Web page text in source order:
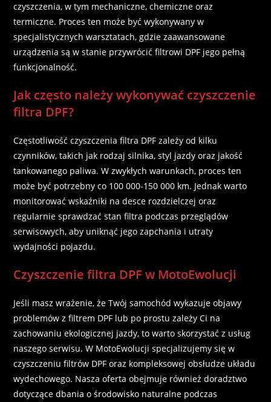
czyszczenia, w tym mechaniczne, chemiczne oraz
termiczne. Proces ten może być wykonywany w
specjalistycznych warsztatach, gdzie zaawansowane
urządzenia są w stanie przywrócić filtrowi DPF jego pełną
funkcjonalność.
Jak często należy wykonywać czyszczenie
filtra DPF?
Częstotliwość czyszczenia filtra DPF zależy od kilku
czynników, takich jak rodzaj silnika, styl jazdy oraz jakość
tankowanego paliwa. W zwykłych warunkach, proces ten
może być potrzebny co 100 000-150 000 km. Jednak warto
monitorować wskaźniki na desce rozdzielczej oraz
regularnie sprawdzać stan filtra podczas przeglądów
serwisowych, aby uniknąć jego zapchania i utraty
wydajności pojazdu.
Czyszczenie filtra DPF w MotoEwolucji
Jeśli masz wrażenie, że Twój samochód wykazuje objawy
problemów z filtrem DPF lub po prostu zależy Ci na
zachowaniu ekologicznej jazdy, to warto skorzystać z usług
naszego serwisu. W MotoEwolucji specjalizujemy się w
czyszczeniu filtrów DPF oraz kompleksowej obsłudze układu
wydechowego. Nasza oferta obejmuje również doradztwo
dotyczące dbania o środowisko naturalne podczas